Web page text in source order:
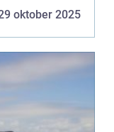
oktober 2025